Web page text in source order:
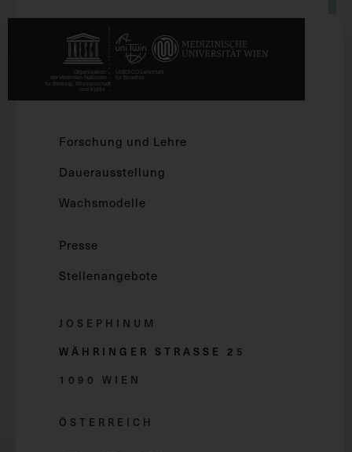
Forschung und Lehre
Dauerausstellung
Wachsmodelle
Presse
Stellenangebote
JOSEPHINUM
WÄHRINGER STRASSE 2 5
1090 WIEN
ÖSTERREICH